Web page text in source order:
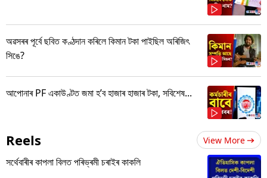
অৱসৰৰ পূৰ্বে ছবিত কণ্ঠদান কৰিলে কিমান টকা পাইছিল অৰিজিৎ
সিঙে?
আপোনাৰ PF একাউণ্টত জমা হ’ব হাজাৰ হাজাৰ টকা, সবিশেষ...
Reels View More
সৰ্থেবাৰীৰ কাপলা বিলত পৰিভ্ৰমী চৰাইৰ কাকলি